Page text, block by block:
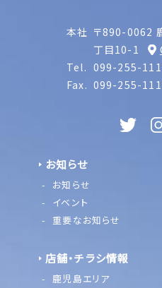
本社 〒890-0062
丁目10-1
Tel. 099-255-
Fax. 099-255-
お知らせ
お知らせ
イベント
重要なお知らせ
店舗・チラシ情報
鹿児島エリア